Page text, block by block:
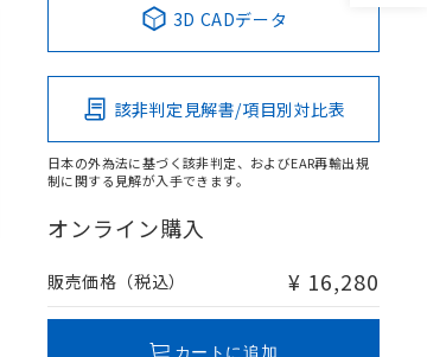
3D CADデータ
該非判定見解書/項目別対比表
日本の外為法に基づく該非判定、およびEAR再輸出規
制に関する見解が入手できます。
オンライン購入
販売価格（税込） ¥ 16,280
カートに追加